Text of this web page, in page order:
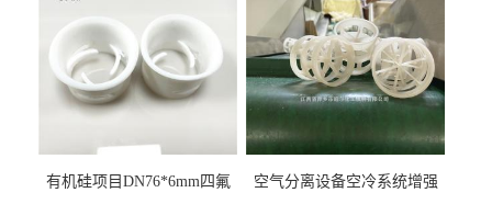
有机硅项目DN76*6mm四氟
空气分离设备空冷系统增强